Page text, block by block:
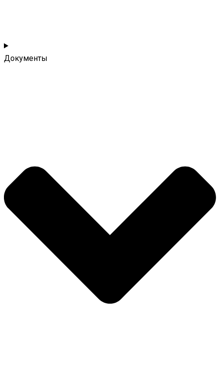
Документы